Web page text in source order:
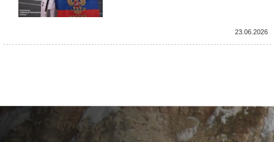
23.06.2026